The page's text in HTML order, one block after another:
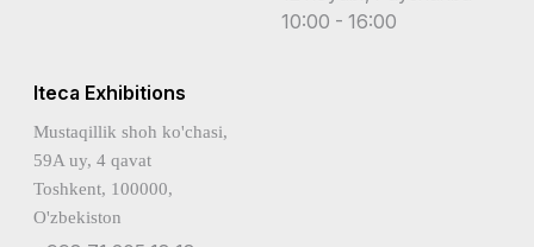
10:00 - 16:00
Iteca Exhibitions
Mustaqillik shoh ko'chasi,
59A uy, 4 qavat
Toshkent, 100000,
O'zbekiston